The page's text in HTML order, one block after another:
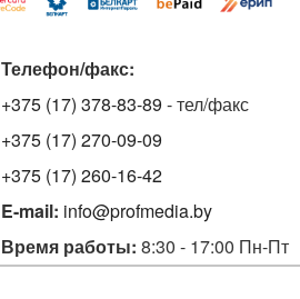
Телефон/факс:
+375 (17) 378-83-89 - тел/факс
+375 (17) 270-09-09
+375 (17) 260-16-42
E-mail: info@profmedia.by
Время работы: 8:30 - 17:00 Пн-Пт